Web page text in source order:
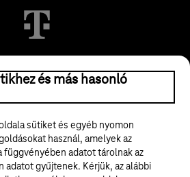
és más hasonló
sütiket és egyéb nyomon
használ, amelyek az
adatot tárolnak az
adatot gyűjtenek. Kérjük, az alábbi